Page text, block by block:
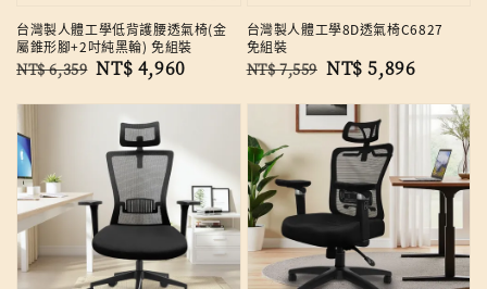
台灣製人體工學低背護腰透氣椅(金
屬錐形腳+2吋純黑輪) 免組裝
Regular
NT$ 6,359 Sale
NT$ 4,960
台灣製人體工學8D透氣椅C6827
免組裝
Regular
NT$ 7,559 Sale
NT$ 5,896